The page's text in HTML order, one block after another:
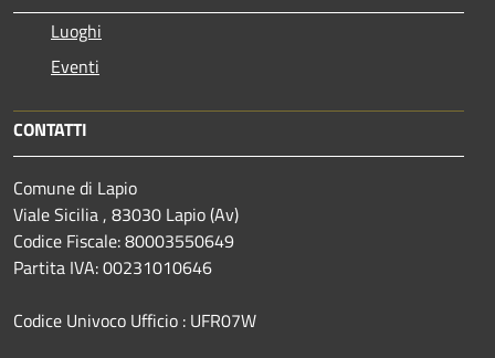
Luoghi
Eventi
CONTATTI
Comune di Lapio
Viale Sicilia , 83030 Lapio (Av)
Codice Fiscale: 80003550649
Partita IVA: 00231010646
Codice Univoco Ufficio : UFR07W